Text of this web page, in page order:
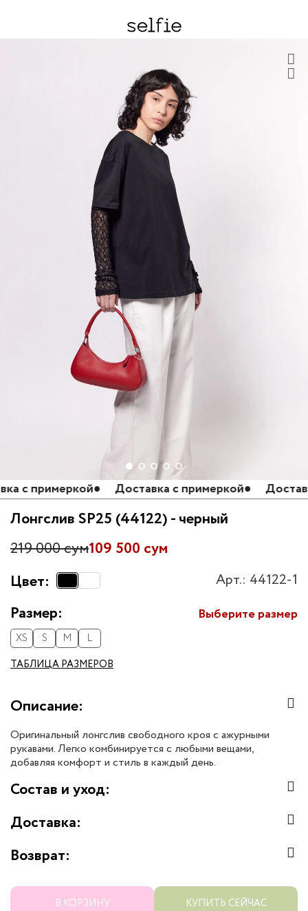
с примеркой● Доставка с примеркой● Доставка
Лонгслив SP25 (44122) - черный
109 500 сум
219 000 сум
Цвет:
Арт.: 44122-1
Размер:
XS S M
L
ТАБЛИЦА РАЗМЕРОВ
Выберите размер
В КОРЗИНУ КУПИТЬ СЕЙЧАС
Описание:
Оригинальный лонгслив свободного кроя с ажурными
рукавами. Легко комбинируется с любыми вещами,
добавляя комфорт и стиль в каждый день.
Состав и уход:
Доставка:
Возврат: